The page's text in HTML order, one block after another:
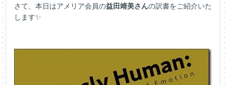
さて、本日はアメリア会員の益田靖美さんの訳書をご紹介いた
します✨